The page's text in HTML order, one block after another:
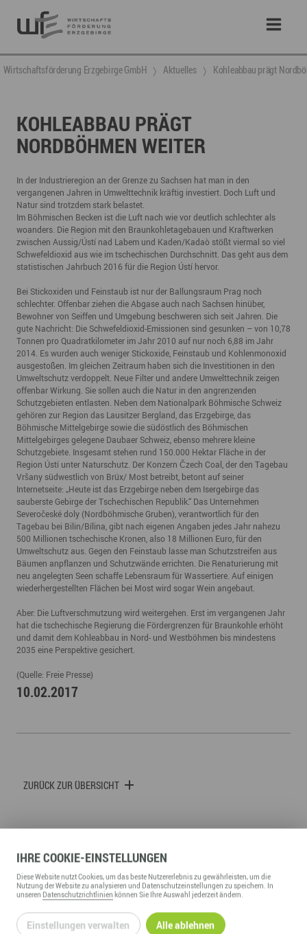
Wirtschaftsförderung Erzgebirge GmbH Aktuelles Kohleabbau prägt
KOHLEABBAU PRÄGT
NORDBÖHMEN WEITER
In der Industrieregion an der Grenze zu Sachsen hat man in den
vergangenen Jahren in Umwelttechnik kräftig investiert. Doch Luft und
Natur sind trotzdem stark belastet.
Im Böhmischen Becken ist die Luft nach wie vor deutlich schlechter als
woanders. Die Region mit den Braunkohletagebauen und Kraftwerken
zwischen Aussig/Ústí nad Labem und Kaden/Kadaò stößt viermal so viel
Schwefeldioxid aus wie im tschechischen Durchschnitt. Das geht aus dem
statistischen Jahrbuch 2016 für die Region Ústí hervor.
Bei Stickoxiden und Feinstaub ist nur der Ballungsraum Prag noch
schlechter. Offenbar ziehen die Abgase auch nach Sachsen hinüber,
Bewohner von Seiffen und Umgebung beschweren sich seit Jahren. Die
gute Nachricht: Die Schwefeldioxid-Emissionen sind gesunken – von 10,78
Tonnen pro Quadratkilometer im Jahr 2010 auf nur noch 6,88 im Jahr
2014. Es wurden auch weniger Stickoxide, Feinstaub und Kohlenmonoxid
ausgestoßen. Im gleichen Zeitraum haben sich die Investitionen in den
Umweltschutz verdoppelt. Neue Filter und andere Umwelttechnik zeigen
offenbar Wirkung. Sie sollen auch die Natur in den angrenzenden
Schutzgebieten entlasten. Neben dem Nationalpark Böhmische Schweiz
gehören zur Region das Lausitzer Bergland, das Erzgebirge, das
Böhmische Mittelgebirge sowie die südöstlich des Böhmischen
Mittelgebirges gelegene Daubaer Schweiz, ebenso mehrere kleine
Schutzgebiete. Insgesamt stehen rund 150.000 Hektar Fläche in der
Region Ústí unter Naturschutz. Der Konzern Čzech Coal, der den Tagebau
Vršany südwestlich von Brüx/ Most betreibt, betont auf seiner
Internetseite: „Heute ist das Erzgebirge neben dem Isergebirge das
sauberste Gebirge der Tschechischen Republik.“ Das Unternehmen
Severočeské doly (Nordböhmische Gruben), verantwortlich für den
Tagebau bei Bilin/Bílina, gibt nach eigenen Angaben jedes Jahr nahezu
500 Millionen tschechische Kronen, also 18 Millionen Euro, für den
Umweltschutz aus. Gegen den Feinstaub lasse man Schutzstreifen aus
Bäumen anpflanzen und Schutzwände errichten. Die Renaturierung mit
neu angelegten Seen schaffe Lebensraum für Wassertiere. Auf einigen
wiederhergestellten Flächen bei Most wird sogar Wein angebaut.
Aber: Die Luftverschmutzung wird weitergehen. Erst im vergangenen Jahr
hat die tschechische Regierung die Fördergrenzen für Braunkohle erhöht
und damit dem Kohleabbau in Nord- und Westböhmen bis mindestens
2035 eine Perspektive gesichert.
(Quelle: Freie Presse)
10.02.2017
ZURÜCK ZUR ÜBERSICHT
WIRTSCHAFTSFÖRDERUNG ERZGEBIRGE GMBH
09456Annaberg-Buchholz
IHRECOOKIE-EINSTELLUNGEN
DieseWebsitenutzt Cookies, um das beste Nutzererlebnis zu gewährleisten, um die
Nutzung derWebsitezu analysieren und Datenschutzeinstellungen zu speichern. In
unseren Datenschutzrichtlinien können Sie Ihre Auswahl jederzeit ändern.
Einstellungen verwalten Alle ablehnen